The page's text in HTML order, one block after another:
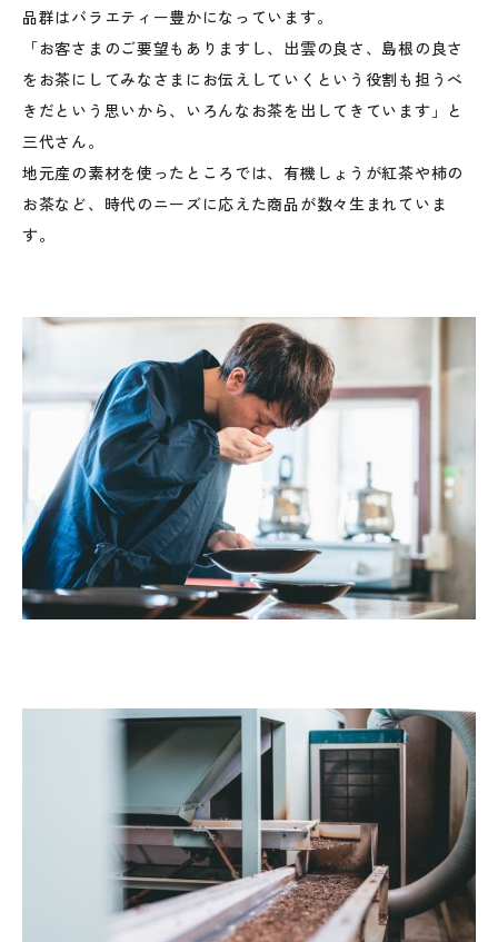
品群はバラエティー豊かになっています。
「お客さまのご要望もありますし、出雲の良さ、島根の良さ
をお茶にしてみなさまにお伝えしていくという役割も担うべ
きだという思いから、いろんなお茶を出してきています」と
三代さん。
地元産の素材を使ったところでは、有機しょうが紅茶や柿の
お茶など、時代のニーズに応えた商品が数々生まれていま
す。